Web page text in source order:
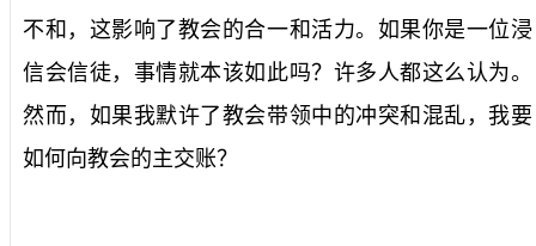
不和，这影响了教会的合一和活力。如果你是一位浸
信会信徒，事情就本该如此吗？许多人都这么认为。
然而，如果我默许了教会带领中的冲突和混乱，我要
如何向教会的主交账？